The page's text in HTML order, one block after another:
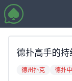
德扑高手的
德州扑克 德扑